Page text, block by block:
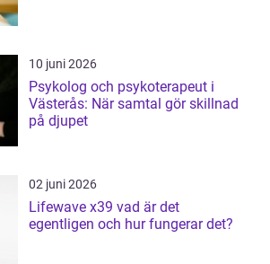
10 juni 2026
Psykolog och psykoterapeut i
Västerås: När samtal gör skillnad
på djupet
02 juni 2026
Lifewave x39 vad är det
egentligen och hur fungerar det?